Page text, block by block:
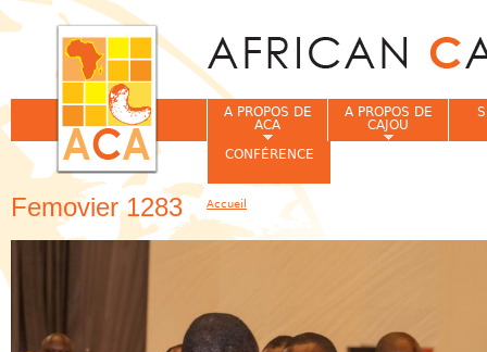
Femovier 1283
A PROPOS DE
ACA
A PROPOS DE
CAJOU
CONFÉRENCE
Vous êtes ici
Accueil